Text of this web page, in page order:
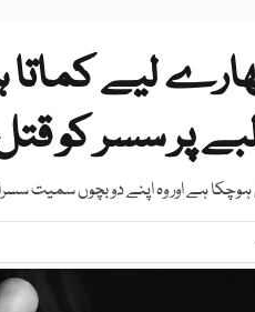
لیے کماتا
پر سسر کو
ہوچکا ہے اور وہ اپنے دو بچوں سمیت